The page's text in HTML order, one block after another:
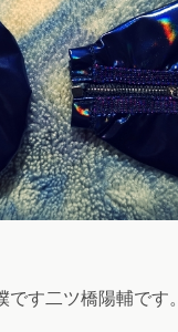
す二ツ橋陽輔です。